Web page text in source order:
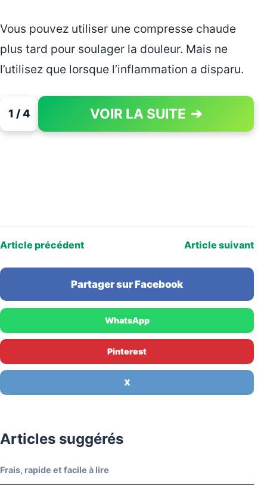
Vous pouvez utiliser une compresse chaude
plus tard pour soulager la douleur. Mais ne
l’utilisez que lorsque l’inflammation a disparu.
1 / 4 VOIR LA SUITE ➔
PAGE 1 OF 4
Article précédent Article suivant
Partager sur Facebook
WhatsApp
Pinterest
X
Articles suggérés
Frais, rapide et facile à lire